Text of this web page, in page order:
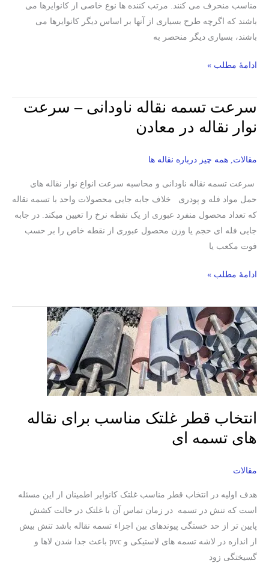
مناسب منحرف می کنند. مرتب کننده ها نوع خاصی از کانوایرها می
باشند که اگرچه طرح بسیاری از آنها بر اساس دیگر کانوایرها می
باشند، بسیاری دیگر منحصر به
ادامۀ مطلب »
سرعت تسمه نقاله ناودانی – سرعت
نوار نقاله در معادن
مقالات همه چیز درباره نقاله ها
سرعت تسمه نقاله ناودانی و محاسبه سرعت انواع نوار نقاله های
حمل مواد فله و پودری خلاف جابه جایی محصولات واحد با تسمه نقاله
که تعداد محصول منفرد عبوری از یک نقطه نرخ را تعیین میکند. در جابه
جایی فله ای حجم یا وزن محصول عبوری از نقطه خاص را بر حسب
فوت مکعب یا
تسمه
نقاله
سرعت
نوار
نقاله
در
معادن
ادامۀ مطلب »
انتخاب قطر غلتک مناسب برای نقاله
های تسمه ای
مقالات
هدف اولیه در انتخاب قطر مناسب غلتک کانوایر اطمینان از این مسئله
است که تنش در تسمه در زمان تماس آن با غلتک در حالت کشش
پایین تر از حد خستگی پیوندهای بین اجزاء تسمه نقاله باشد تنش بیش
از اندازه در لاشه تسمه های لاستیکی و pvc باعث جدا شدن لاها و
گسیختگی زود
انتخاب
قطر
غلتک
مناسب
برای
نقاله
تسمه
ای